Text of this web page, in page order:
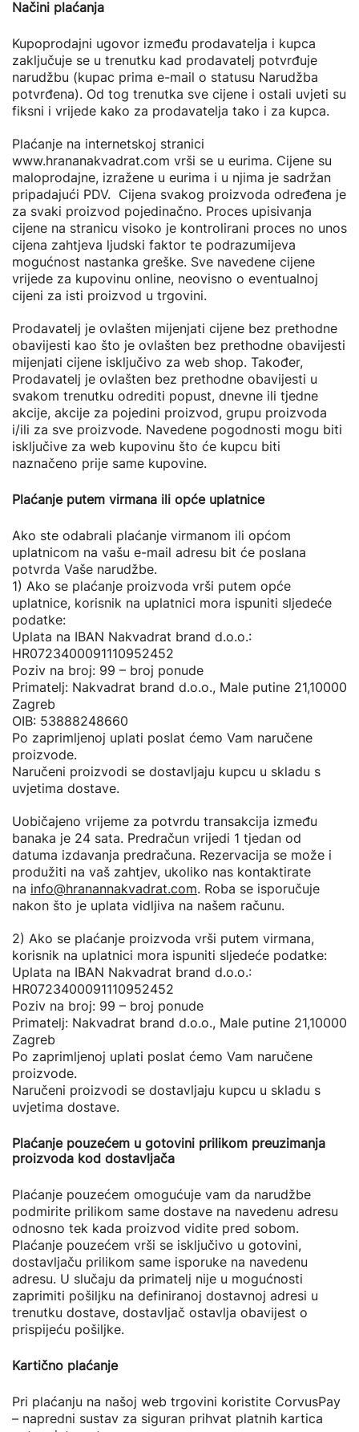
Načini plaćanja
Kupoprodajni ugovor između prodavatelja i kupca
zaključuje se u trenutku kad prodavatelj potvrđuje
narudžbu (kupac prima e-mail o statusu Narudžba
potvrđena). Od tog trenutka sve cijene i ostali uvjeti su
fiksni i vrijede kako za prodavatelja tako i za kupca.
Plaćanje na internetskoj stranici
www.hrananakvadrat.com vrši se u eurima. Cijene su
maloprodajne, izražene u eurima i u njima je sadržan
pripadajući PDV. Cijena svakog proizvoda određena je
za svaki proizvod pojedinačno. Proces upisivanja
cijene na stranicu visoko je kontrolirani proces no unos
cijena zahtjeva ljudski faktor te podrazumijeva
mogućnost nastanka greške. Sve navedene cijene
vrijede za kupovinu online, neovisno o eventualnoj
cijeni za isti proizvod u trgovini.
Prodavatelj je ovlašten mijenjati cijene bez prethodne
obavijesti kao što je ovlašten bez prethodne obavijesti
mijenjati cijene isključivo za web shop. Također,
Prodavatelj je ovlašten bez prethodne obavijesti u
svakom trenutku odrediti popust, dnevne ili tjedne
akcije, akcije za pojedini proizvod, grupu proizvoda
i/ili za sve proizvode. Navedene pogodnosti mogu biti
isključive za web kupovinu što će kupcu biti
naznačeno prije same kupovine.
Plaćanje putem virmana ili opće uplatnice
Ako ste odabrali plaćanje virmanom ili općom
uplatnicom na vašu e-mail adresu bit će poslana
potvrda Vaše narudžbe.
1) Ako se plaćanje proizvoda vrši putem opće
uplatnice, korisnik na uplatnici mora ispuniti sljedeće
podatke:
Uplata na IBAN Nakvadrat brand d.o.o.:
HR0723400091110952452
Poziv na broj: 99 – broj ponude
Primatelj: Nakvadrat brand d.o.o., Male putine 21,10000
Zagreb
OIB: 53888248660
Po zaprimljenoj uplati poslat ćemo Vam naručene
proizvode.
Naručeni proizvodi se dostavljaju kupcu u skladu s
uvjetima dostave.
Uobičajeno vrijeme za potvrdu transakcija između
banaka je 24 sata. Predračun vrijedi 1 tjedan od
datuma izdavanja predračuna. Rezervacija se može i
produžiti na vaš zahtjev, ukoliko nas kontaktirate
na info@hranannakvadrat.com. Roba se isporučuje
nakon što je uplata vidljiva na našem računu.
2) Ako se plaćanje proizvoda vrši putem virmana,
korisnik na uplatnici mora ispuniti sljedeće podatke:
Uplata na IBAN Nakvadrat brand d.o.o.:
HR0723400091110952452
Poziv na broj: 99 – broj ponude
Primatelj: Nakvadrat brand d.o.o., Male putine 21,10000
Zagreb
Po zaprimljenoj uplati poslat ćemo Vam naručene
proizvode.
Naručeni proizvodi se dostavljaju kupcu u skladu s
uvjetima dostave.
Plaćanje pouzećem u gotovini prilikom preuzimanja
proizvoda kod dostavljača
Plaćanje pouzećem omogućuje vam da narudžbe
podmirite prilikom same dostave na navedenu adresu
odnosno tek kada proizvod vidite pred sobom.
Plaćanje pouzećem vrši se isključivo u gotovini,
dostavljaču prilikom same isporuke na navedenu
adresu. U slučaju da primatelj nije u mogućnosti
zaprimiti pošiljku na definiranoj dostavnoj adresi u
trenutku dostave, dostavljač ostavlja obavijest o
prispijeću pošiljke.
Kartično plaćanje
Pri plaćanju na našoj web trgovini koristite CorvusPay
– napredni sustav za siguran prihvat platnih kartica